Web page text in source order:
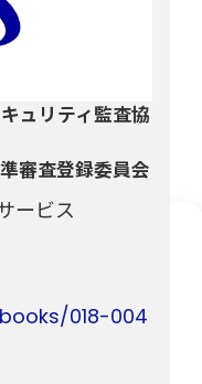
ュリティ監査協
審査登録委員会
ービス
018-004